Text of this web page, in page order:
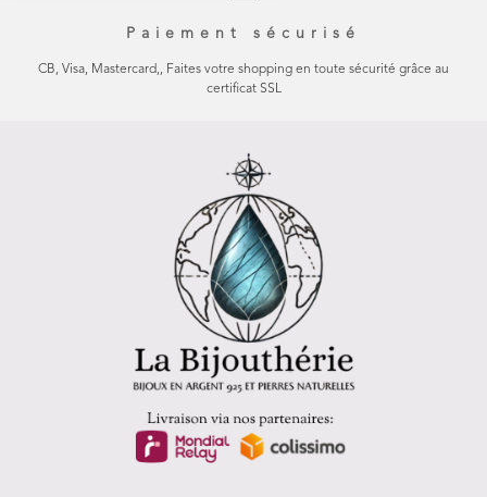
Paiement sécurisé
CB, Visa, Mastercard,, Faites votre shopping en toute sécurité grâce au
certificat SSL